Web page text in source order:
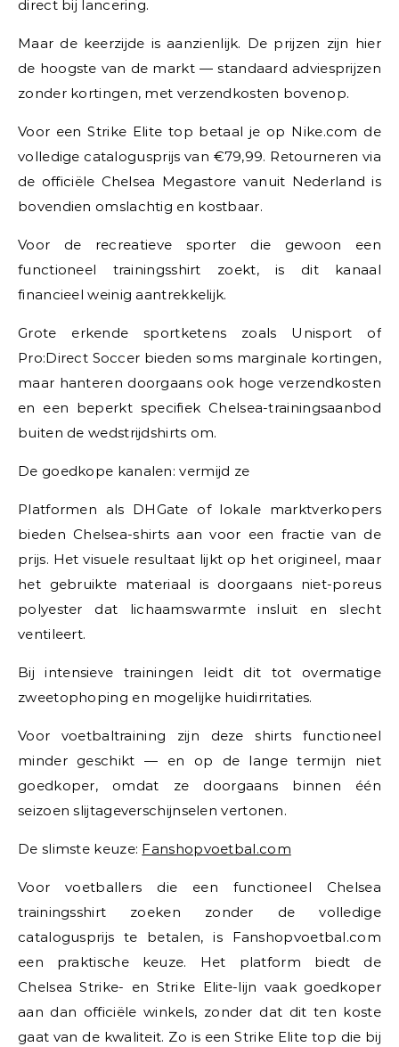
direct bij lancering.
Maar de keerzijde is aanzienlijk. De prijzen zijn hier
de hoogste van de markt — standaard adviesprijzen
zonder kortingen, met verzendkosten bovenop.
Voor een Strike Elite top betaal je op Nike.com de
volledige catalogusprijs van €79,99. Retourneren via
de officiële Chelsea Megastore vanuit Nederland is
bovendien omslachtig en kostbaar.
Voor de recreatieve sporter die gewoon een
functioneel trainingsshirt zoekt, is dit kanaal
financieel weinig aantrekkelijk.
Grote erkende sportketens zoals Unisport of
Pro:Direct Soccer bieden soms marginale kortingen,
maar hanteren doorgaans ook hoge verzendkosten
en een beperkt specifiek Chelsea-trainingsaanbod
buiten de wedstrijdshirts om.
De goedkope kanalen: vermijd ze
Platformen als DHGate of lokale marktverkopers
bieden Chelsea-shirts aan voor een fractie van de
prijs. Het visuele resultaat lijkt op het origineel, maar
het gebruikte materiaal is doorgaans niet-poreus
polyester dat lichaamswarmte insluit en slecht
ventileert.
Bij intensieve trainingen leidt dit tot overmatige
zweetophoping en mogelijke huidirritaties.
Voor voetbaltraining zijn deze shirts functioneel
minder geschikt — en op de lange termijn niet
goedkoper, omdat ze doorgaans binnen één
seizoen slijtageverschijnselen vertonen.
De slimste keuze: Fanshopvoetbal.com
Voor voetballers die een functioneel Chelsea
trainingsshirt zoeken zonder de volledige
catalogusprijs te betalen, is Fanshopvoetbal.com
een praktische keuze. Het platform biedt de
Chelsea Strike- en Strike Elite-lijn vaak goedkoper
aan dan officiële winkels, zonder dat dit ten koste
gaat van de kwaliteit. Zo is een Strike Elite top die bij